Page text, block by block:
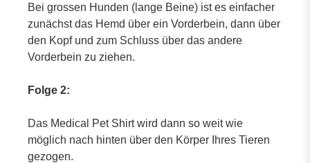
Bei grossen Hunden (lange Beine) ist es einfacher
zunächst das Hemd über ein Vorderbein, dann über
den Kopf und zum Schluss über das andere
Vorderbein zu ziehen.
Folge 2:
Das Medical Pet Shirt wird dann so weit wie
möglich nach hinten über den Körper Ihres Tieren
gezogen.